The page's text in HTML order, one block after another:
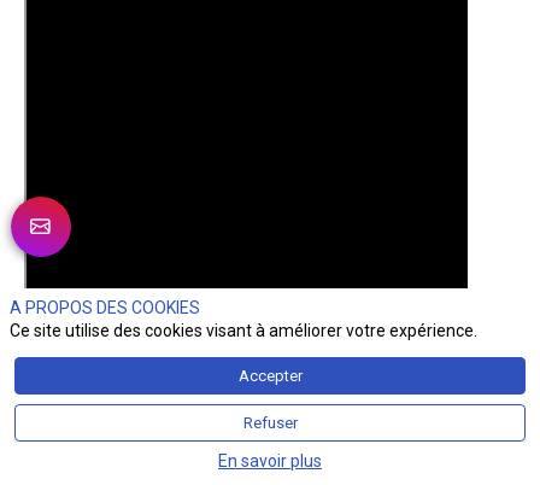
A PROPOS DES COOKIES
Ce site utilise des cookies visant à améliorer votre expérience.
Accepter
Refuser
En savoir plus